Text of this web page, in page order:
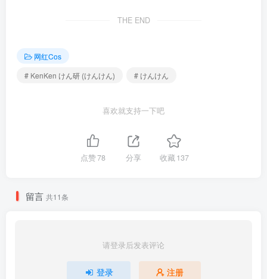
こと [138P-823MB]
[12.2]
けん研(けんけん) – NO.086 Eat me! 诞生日纪念 DL写真集[101P-
[4.26]
けん研(けんけん) – NO.084 [Fantia] ５周年纪念 DL写真集[299P-
THE END
网红Cos
# KenKen けん研 (けんけん)
# けんけん
喜欢就支持一下吧
点赞78 分享 收藏137
留言 共11条
请登录后发表评论
登录 注册